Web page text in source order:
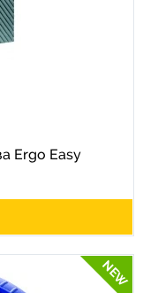
Ergo Easy
NEW